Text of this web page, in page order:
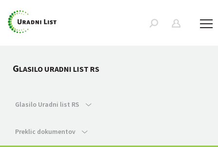
GLASILO URADNI LIST RS
Glasilo Uradni list RS
Preklic dokumentov